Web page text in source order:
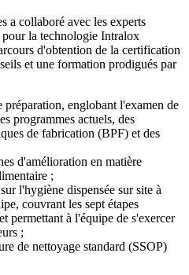
a collaboré avec les experts
pour la technologie Intralox
d'obtention de la certification
et une formation prodigués par
préparation, englobant l'examen de
programmes actuels, des
de fabrication (BPF) et des
d'amélioration en matière
;
l'hygiène dispensée sur site à
couvrant les sept étapes
permettant à l'équipe de s'exercer
;
de nettoyage standard (SSOP)